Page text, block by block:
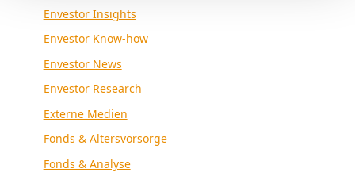
Envestor Insights
Envestor Know-how
Envestor News
Envestor Research
Externe Medien
Fonds & Altersvorsorge
Fonds & Analyse